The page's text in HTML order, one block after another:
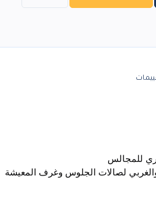
للمجالس
لصالات الجلوس وغرف المعيشة